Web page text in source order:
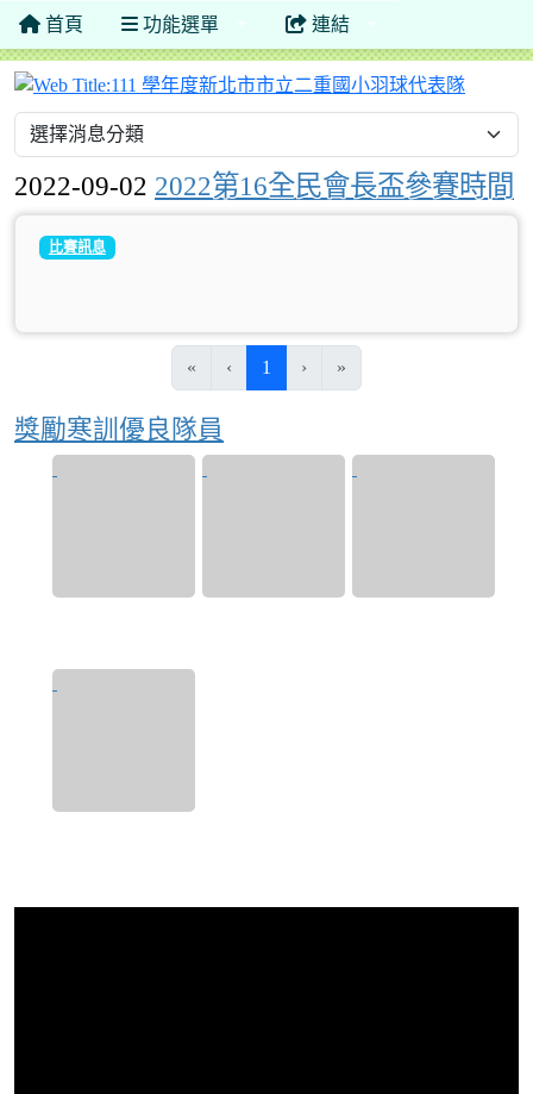
首頁 功能選單 連結
111 學
2022-09-02 2022第16全民會長盃參賽時間
比賽訊息
« ‹ 1 (目前頁次)
› »
獎勵寒訓優良隊員